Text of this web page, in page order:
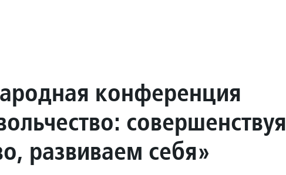
конференция
совершенствуя
развиваем себя»